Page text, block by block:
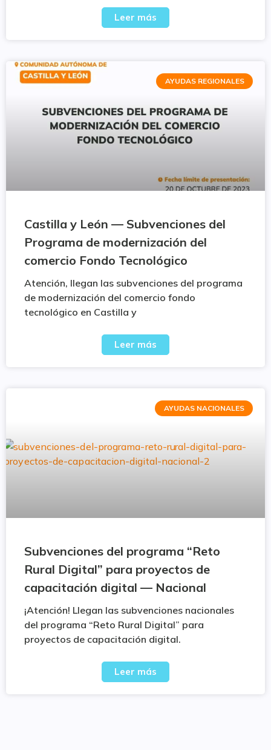
Leer más
AYUDAS REGIONALES
Castilla y León — Subvenciones del
Programa de modernización del
comercio Fondo Tecnológico
Atención, llegan las subvenciones del programa
de modernización del comercio fondo
tecnológico en Castilla y
Leer más
AYUDAS NACIONALES
Subvenciones del programa “Reto
Rural Digital” para proyectos de
capacitación digital — Nacional
¡Atención! Llegan las subvenciones nacionales
del programa “Reto Rural Digital” para
proyectos de capacitación digital.
Leer más